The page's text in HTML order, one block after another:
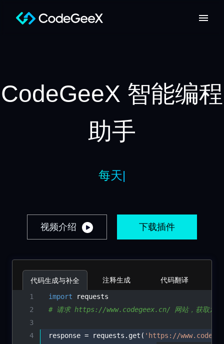
CodeGeeX 智能编程
助手
免费的开发
视频介绍 下载插件
代码生成与补全 注释生成 代码翻译
1 import
2
# 请求 https://www.codegeex.cn/ 网站，获取返回
3
4
  response = requests.get(
'https://